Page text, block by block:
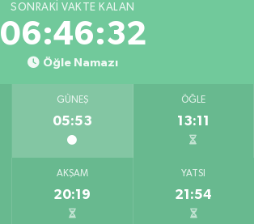
SONRAKI VAKTE KALAN
06:46:32
Öğle Namazı
GÜNEŞ
05:53
ÖĞLE
13:11
AKŞAM
20:19
YATSI
21:54